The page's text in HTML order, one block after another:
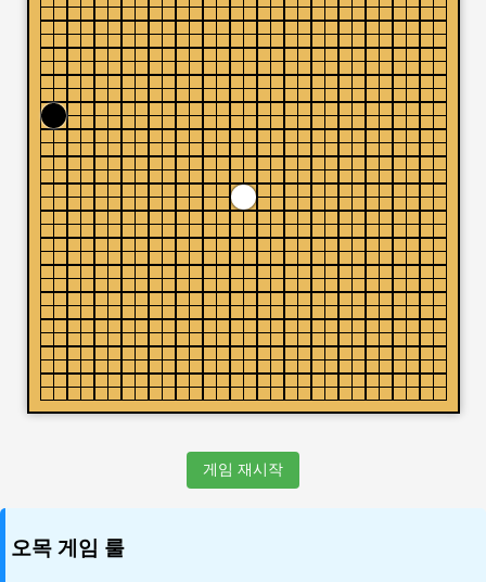
게임 재시작
오목 게임 룰